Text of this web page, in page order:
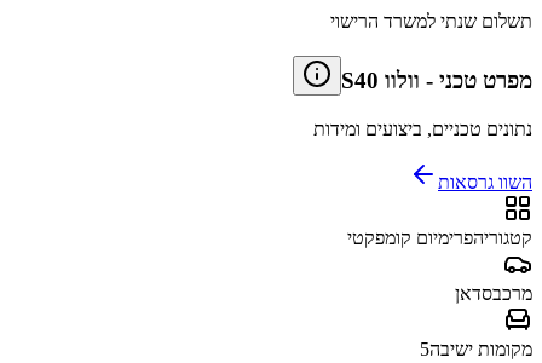
תשלום שנתי למשרד הרישוי
מפרט טכני - וולוו S40
נתונים טכניים, ביצועים ומידות
השוו גרסאות
קטגוריהפרימיום קומפקטי
מרכבסדאן
מקומות ישיבה5